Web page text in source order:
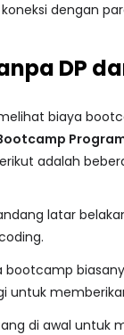
dengan
DP
biaya
adalah
latar
bootcamp
untuk
di awal untuk